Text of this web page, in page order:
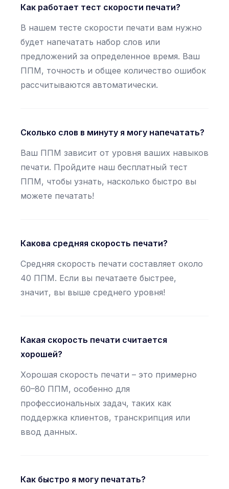
Как работает тест скорости печати?
В нашем тесте скорости печати вам нужно
будет напечатать набор слов или
предложений за определенное время. Ваш
ППМ, точность и общее количество ошибок
рассчитываются автоматически.
Сколько слов в минуту я могу напечатать?
Ваш ППМ зависит от уровня ваших навыков
печати. Пройдите наш бесплатный тест
ППМ, чтобы узнать, насколько быстро вы
можете печатать!
Какова средняя скорость печати?
Средняя скорость печати составляет около
40 ППМ. Если вы печатаете быстрее,
значит, вы выше среднего уровня!
Какая скорость печати считается
хорошей?
Хорошая скорость печати – это примерно
60–80 ППМ, особенно для
профессиональных задач, таких как
поддержка клиентов, транскрипция или
ввод данных.
Как быстро я могу печатать?